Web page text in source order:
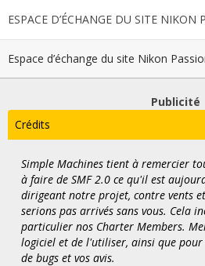
ESPACE D’ÉCHANGE DU SITE NIKON
Espace d’échange du site Nikon
Publicité
Crédits
Simple Machines tient à remercier
à faire de SMF 2.0 ce qu'il est
dirigeant notre projet, contre vents
serions pas arrivés sans vous. Cela
particulier nos Charter Members.
logiciel et de l'utiliser, ainsi que
de bugs et vos avis.